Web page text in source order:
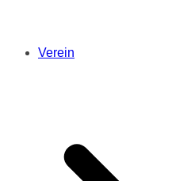
Verein